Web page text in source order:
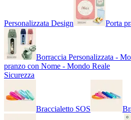
Personalizzata Design Porta
Borraccia Personalizzata -
pranzo con Nome - Mondo Reale
Sicurezza
Braccialetto SOS